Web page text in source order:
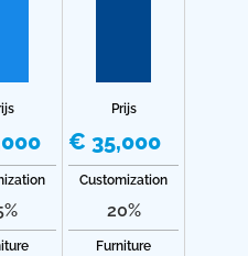
Prijs
€ 35,000
Customization
20%
Furniture